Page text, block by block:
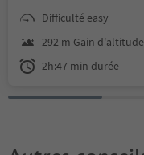
er the ruins of
Obermontani and
astles.
Refreshment stop:
Difficulté easy
292 m Gain d'altitude
2h:47 min durée